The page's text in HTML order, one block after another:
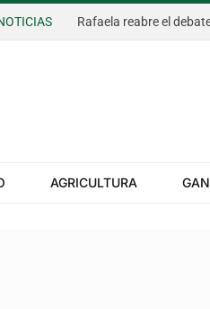
Rafaela reabre el
AGRICULTURA